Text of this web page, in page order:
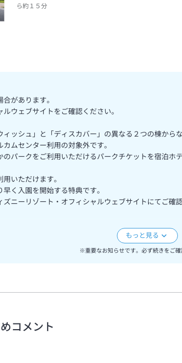
ら約１５分
があります。
ウェブサイトをご確認ください。
ッシュ」と「ディスカバー」の異なる２つの棟から
ムセンター利用の対象外です。
パークをご利用いただけるパークチケットを宿泊
いただけます。
く入園を開始する特典です。
ニーリゾート・オフィシャルウェブサイトにてご確認
のお子様１名様まで承ります。（例：レギュラーベ
ください。
※重要なお知らせです。必ず続きをご確
コメント